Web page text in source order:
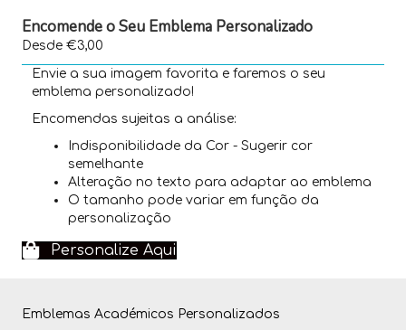
Encomende o Seu Emblema Personalizado
Desde €3,00
Envie a sua imagem favorita e faremos o seu
emblema personalizado!
Encomendas sujeitas a análise:
Indisponibilidade da Cor - Sugerir cor
semelhante
Alteração no texto para adaptar ao emblema
O tamanho pode variar em função da
personalização
Personalize Aqui
Emblemas Académicos Personalizados